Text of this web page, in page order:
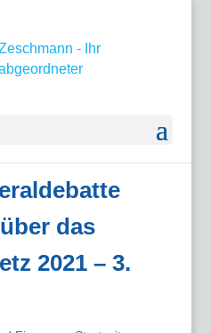
das
2021 – 3.